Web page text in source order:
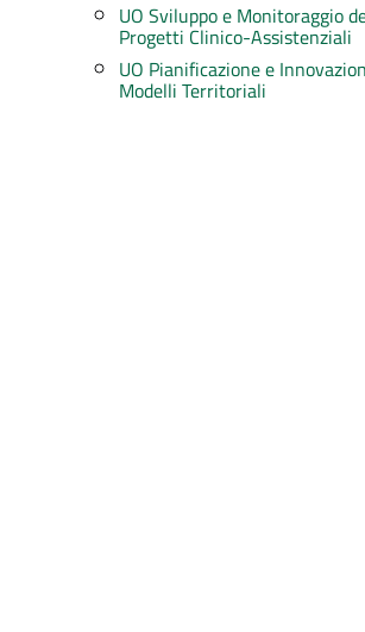
UO Sviluppo e Monitoraggio
Progetti Clinico-Assistenziali
UO Pianificazione e
Modelli Territoriali